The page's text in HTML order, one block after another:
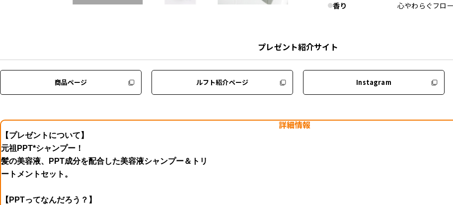
香り
心やわらぐフロ
プレゼント紹介サイト
商品ページ ルフト紹介ページ Instagram
詳細情報
【プレゼントについて】
元祖PPT*シャンプー！
髪の美容液、PPT成分を配合した美容液シャンプー＆トリ
ートメントセット。
【PPTってなんだろう？】